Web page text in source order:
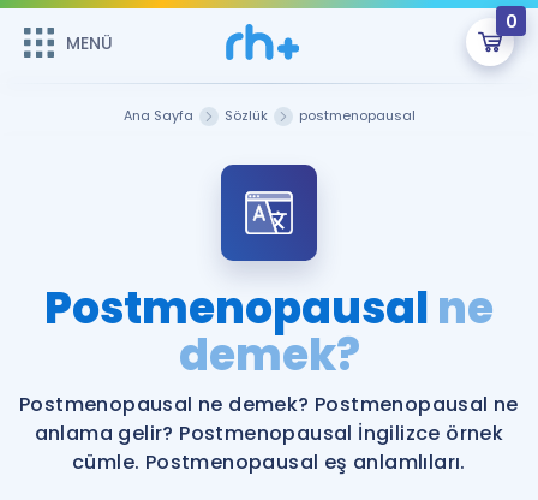
MENÜ
0
Şifremi Hatırlamıyorum
Sepetin Şu An Boş.
Remzi Hoca ile seni sınava hazırlayacak onlarca eğitim seni
bekliyor!
MENÜ
Katılımcı Görüşleri
Faydalı Araçlar
Ücretsiz Kaynaklar
İngilizce Gramer
Ana Sayfa Sözlük postmenopausal
Postmenopausalne
demek?
Postmenopausal ne demek? Postmenopausal ne
anlama gelir? Postmenopausal İngilizce örnek
cümle. Postmenopausal eş anlamlıları.